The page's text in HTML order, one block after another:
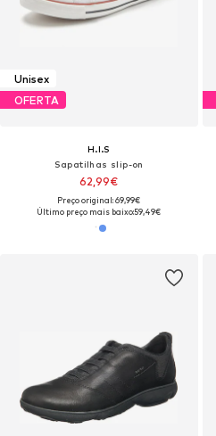
Unisex
OFERTA
H.I.S
Sapatilhas slip-on
62,99€
Preço original: 69,99€
Último preço mais baixo:59,49€